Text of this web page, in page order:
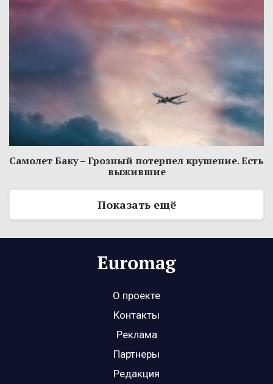
Самолет Баку – Грозный потерпел крушение. Есть
выжившие
Показать ещё
О проекте
Контакты
Реклама
Партнеры
Редакция